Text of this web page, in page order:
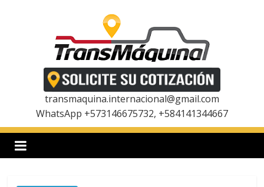
a
transmaquina.internacional@gmail.com
WhatsApp +573146675732, +584141344667